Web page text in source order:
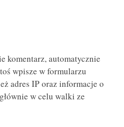
komentarz, automatycznie
wpisze w formularzu
adres IP oraz informacje o
w celu walki ze